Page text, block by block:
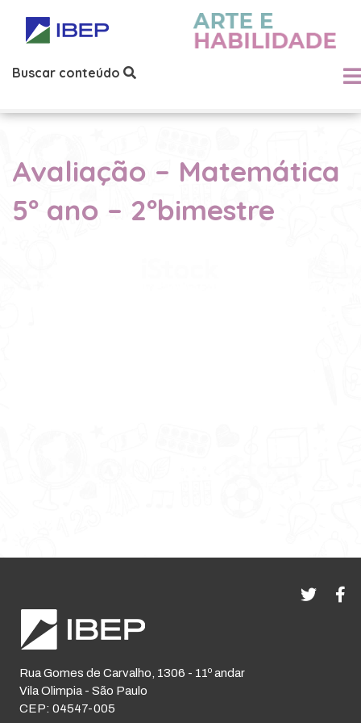
Buscar conteúdo
Avaliação – Matemática
5º ano – 2ºbimestre
Rua Gomes de Carvalho, 1306 - 11º andar
Vila Olimpia - São Paulo
CEP: 04547-005